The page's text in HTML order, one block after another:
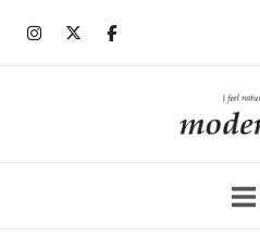
ホ
ー